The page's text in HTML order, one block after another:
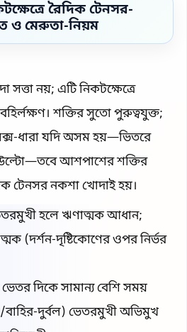
রৈদিক টেনসর-
ও মেরুতা-নিয়ম
নয়; এটি নিকটক্ষেত্রে
শক্তির সুতো পুরুত্বযুক্ত;
ধারা যদি অসম হয়—ভিতরে
আশপাশের শক্তির
টেনসর নকশা খোদাই হয়।
হলে ঋণাত্মক আধান;
(দর্শন-দৃষ্টিকোণের ওপর নির্ভর
ভেতর দিকে সামান্য বেশি সময়
দুর্বল) ভেতরমুখী অভিমুখ